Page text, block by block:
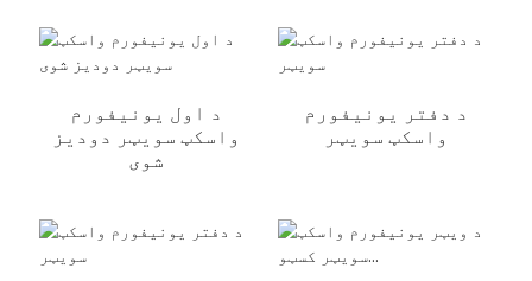
د اول یونیفورم
واسکټ سویټر دودیز
شوی
د دفتر یونیفورم
واسکټ سویټر